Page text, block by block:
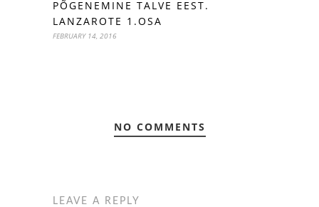
PÕGENEMINE TALVE EEST.
LANZAROTE 1.OSA
FEBRUARY 14, 2016
NO COMMENTS
LEAVE A REPLY